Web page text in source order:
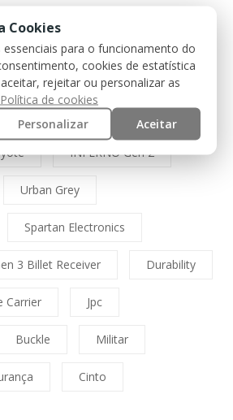
Boné Cordura
Direct Action
INFERNO Gen 2
Urban Grey
Spartan Electronics
3 Billet Receiver Durability
Carrier Jpc
Buckle Militar
Cinto
Cookies
para o funcionamento do
cookies de estatística
rejeitar ou personalizar as
Política de cookies
Personalizar Aceitar